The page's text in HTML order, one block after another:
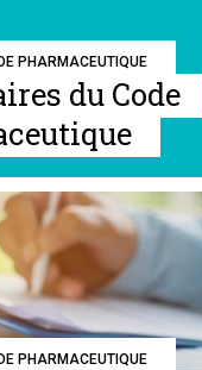
PHARMACEUTIQUE
du Code
PHARMACEUTIQUE